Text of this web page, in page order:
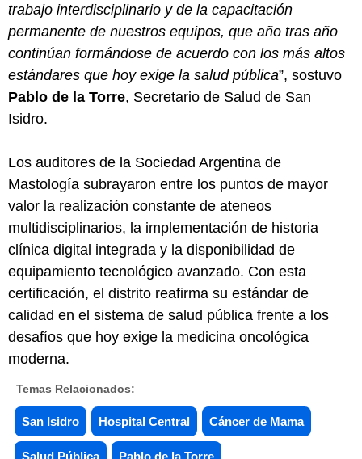
trabajo interdisciplinario y de la capacitación
permanente de nuestros equipos, que año tras año
continúan formándose de acuerdo con los más altos
estándares que hoy exige la salud pública”, sostuvo
Pablo de la Torre, Secretario de Salud de San
Isidro.
Los auditores de la Sociedad Argentina de
Mastología subrayaron entre los puntos de mayor
valor la realización constante de ateneos
multidisciplinarios, la implementación de historia
clínica digital integrada y la disponibilidad de
equipamiento tecnológico avanzado. Con esta
certificación, el distrito reafirma su estándar de
calidad en el sistema de salud pública frente a los
desafíos que hoy exige la medicina oncológica
moderna.
Temas Relacionados:
San Isidro Hospital Central Cáncer de Mama
Salud Pública Pablo de la Torre